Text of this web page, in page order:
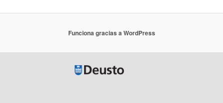
Funciona gracias a WordPress